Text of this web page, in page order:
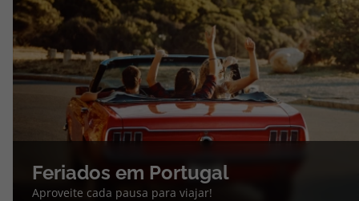
Feriados em Portugal
Aproveite cada pausa para viajar!